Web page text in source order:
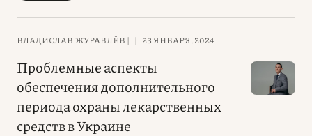
ВЛАДИСЛАВ ЖУРАВЛЁВ | | 23 ЯНВАРЯ, 2024
Проблемные аспекты
обеспечения дополнительного
периода охраны лекарственных
средств в Украине